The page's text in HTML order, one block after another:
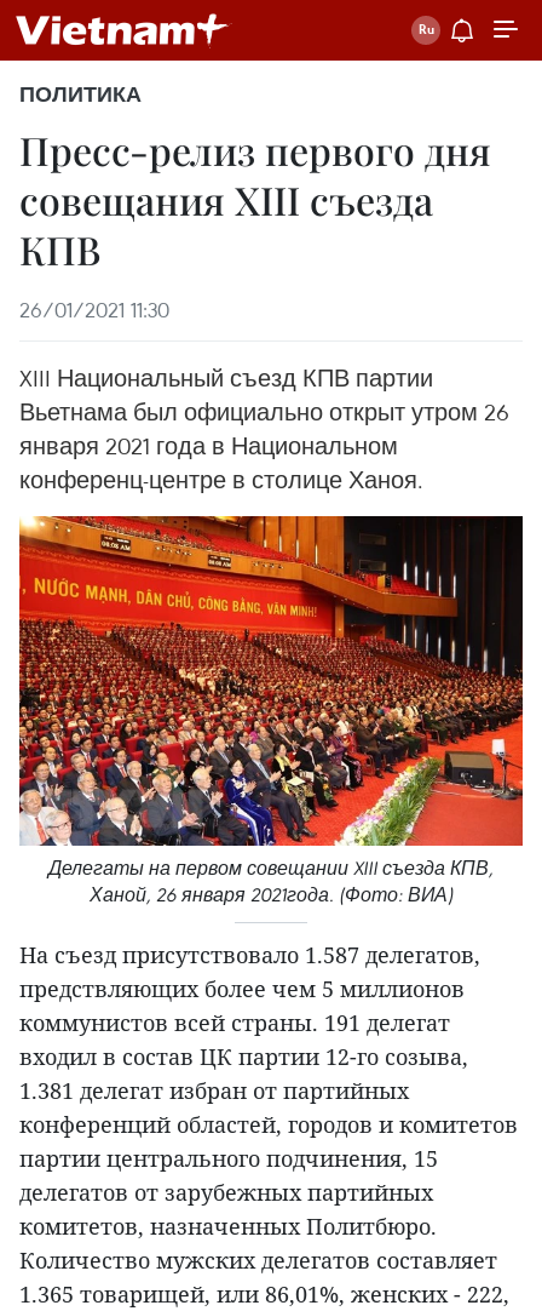
ПОЛИТИКА
Пресс-релиз первого дня
совещания XIII съезда
КПВ
26/01/2021 11:30
XIII Национальный съезд КПВ партии
Вьетнама был официально открыт утром 26
января 2021 года в Национальном
конференц-центре в столице Ханоя.
Делегаты на первом совещании XIII съезда КПВ,
Ханой, 26 января 2021года. (Фото: ВИА)
На съезд присутствовало 1.587 делегатов,
предствляющих более чем 5 миллионов
коммунистов всей страны. 191 делегат
входил в состав ЦК партии 12-го созыва,
1.381 делегат избран от партийных
конференций областей, городов и комитетов
партии центрального подчинения, 15
делегатов от зарубежных партийных
комитетов, назначенных Политбюро.
Количество мужских делегатов составляет
1.365 товарищей, или 86,01%, женских - 222,